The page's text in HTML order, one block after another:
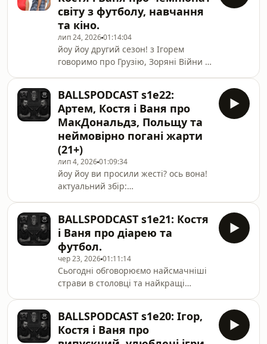
https://www.tiktok.com/@ballsballsballspodcast
світу з футболу, навчання
та кіно.
лип 24, 202601:14:04
йоу йоу другий сезон! з Ігорем
говоримо про Грузію, Зоряні Війни і
https://send.monobank.ua/jar/4AaCpGuAHgТг:
https://t.me/ballspodcastІнст:
https://www.instagram.com/ballsballsballspodcast/
Тредс: @ballsballsballspodcastТік ток:
https://www.tiktok.com/
Голос - https://t.me/boikovoice​
BALLSPODCAST s1e22:
Артем, Костя і Ваня про
МакДональдз, Польщу та
неймовірно погані жарти
(21+)
лип 4, 202601:09:34
йоу йоу ви просили жесті? ось вона!
актуальний збір:
https://www.instagram.com/ballsballsballspodcast/
Тредс:
https://www.threads.com/
ток:
https://www.tiktok.com/@ballsballsballspodcast
BALLSPODCAST s1e21: Костя
і Ваня про діарею та
футбол.
чер 23, 202601:11:14
Сьогодні обговорюємо найсмачніші
страви в столовці та найкращі
https://www.instagram.com/ballsballsballspodcast/
Тредс:
BALLSPODCAST s1e20: Ігор,
Костя і Ваня про